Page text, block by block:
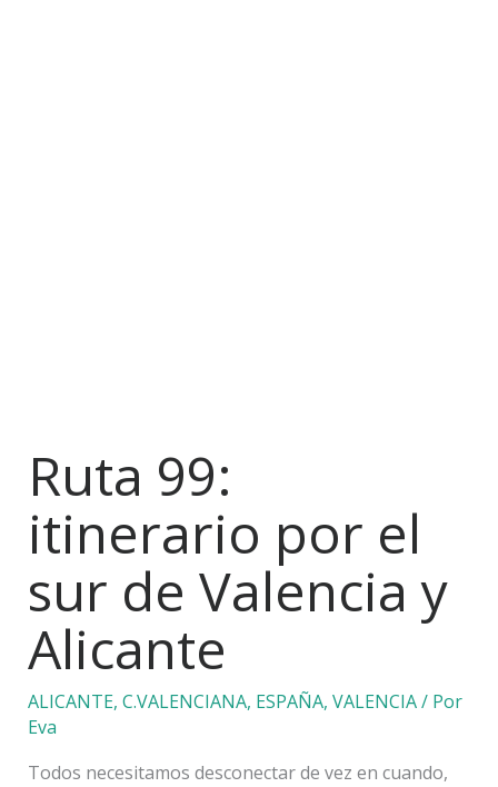
Ruta 99:
itinerario por el
sur de Valencia y
Alicante
ALICANTE, C.VALENCIANA, ESPAÑA, VALENCIA/ Por
Eva
Todos necesitamos desconectar de vez en cuando,